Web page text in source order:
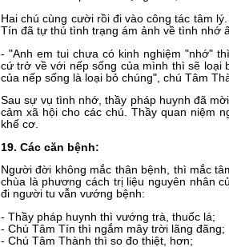
Hai chú cùng cười rồi đi vào công tác tâm
Tín đã tự thú tình trạng ám ảnh về tình nhớ
- "Anh em tui chưa có kinh nghiệm "nhớ"
cứ trở về với nếp sống của mình thì sẽ loại
của nếp sống là loại bỏ chúng", chú Tâm
Sau sự vụ tình nhớ, thầy pháp huynh đã
cảm xã hội cho các chú. Thầy quan niệm
khế cơ.
19. Các căn bệnh:
Người đời không mắc thân bệnh, thì mắc
chùa là phương cách trị liệu nguyên nhân
đi người tu vẫn vướng bệnh:
- Thầy pháp huynh thì vướng trà, thuốc lá;
- Chú Tâm Tín thì ngắm mây trời lãng đãng;
- Chú Tâm Thành thì so đo thiệt, hơn;